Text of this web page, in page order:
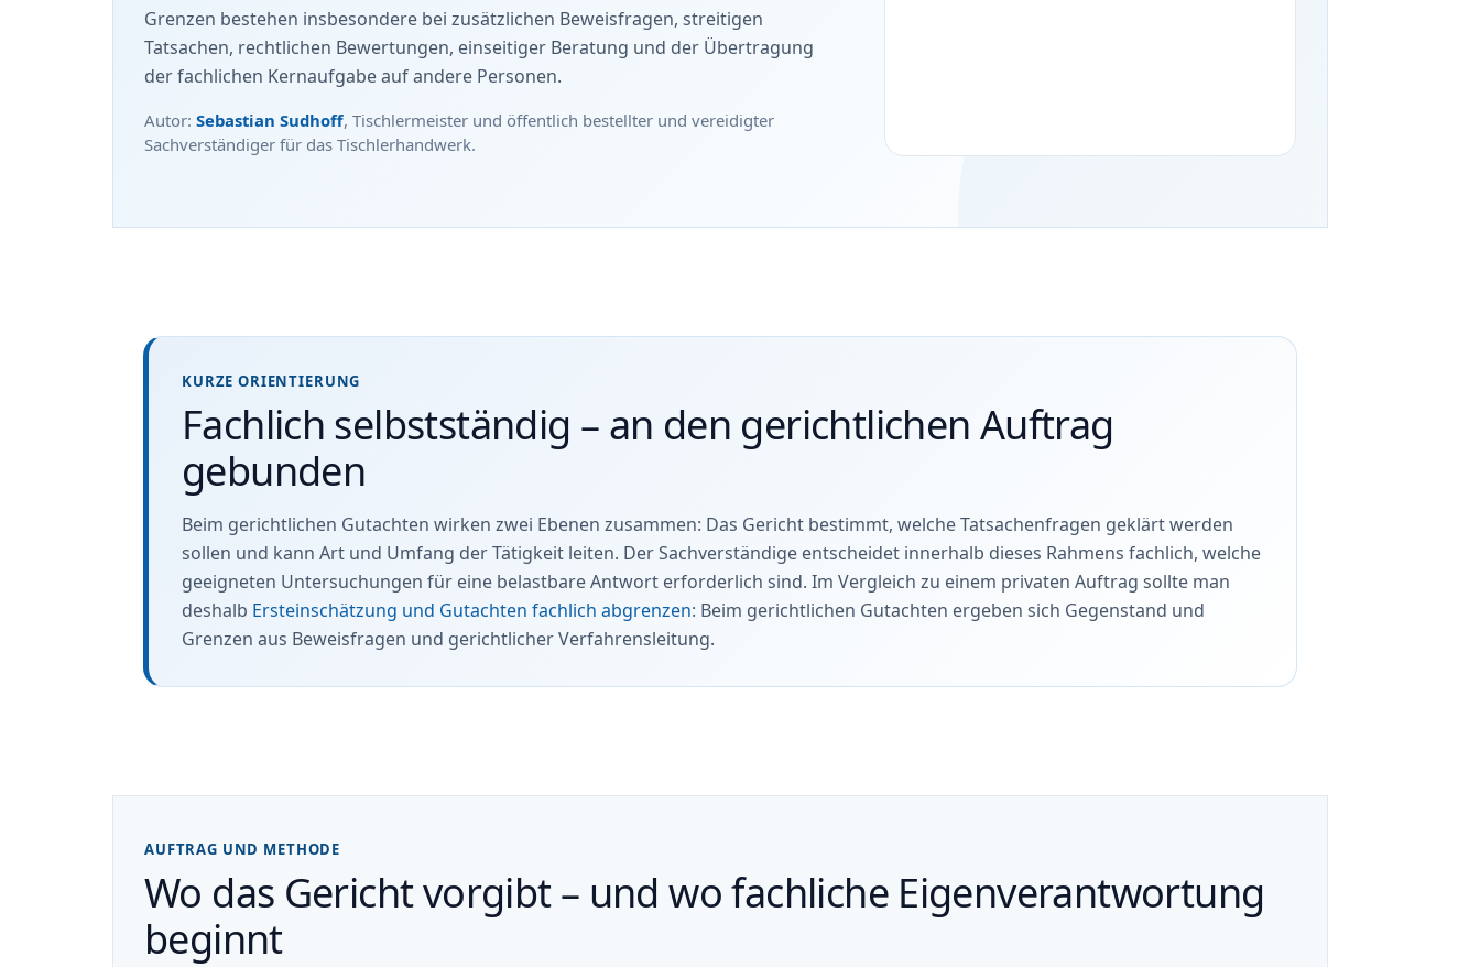
Grenzen bestehen insbesondere bei zusätzlichen Beweisfragen, streitigen
Tatsachen, rechtlichen Bewertungen, einseitiger Beratung und der Übertragung
der fachlichen Kernaufgabe auf andere Personen.
Autor: Sebastian Sudhoff, Tischlermeister und öffentlich bestellter und vereidigter
Sachverständiger für das Tischlerhandwerk.
KURZE ORIENTIERUNG
Fachlich selbstständig – an den gerichtlichen Auftrag
gebunden
Beim gerichtlichen Gutachten wirken zwei Ebenen zusammen: Das Gericht bestimmt, welche Tatsachenfragen geklärt werden
sollen und kann Art und Umfang der Tätigkeit leiten. Der Sachverständige entscheidet innerhalb dieses Rahmens fachlich, welche
geeigneten Untersuchungen für eine belastbare Antwort erforderlich sind. Im Vergleich zu einem privaten Auftrag sollte man
deshalb Ersteinschätzung und Gutachten fachlich abgrenzen: Beim gerichtlichen Gutachten ergeben sich Gegenstand und
Grenzen aus Beweisfragen und gerichtlicher Verfahrensleitung.
AUFTRAG UND METHODE
Wo das Gericht vorgibt – und wo fachliche Eigenverantwortung
beginnt